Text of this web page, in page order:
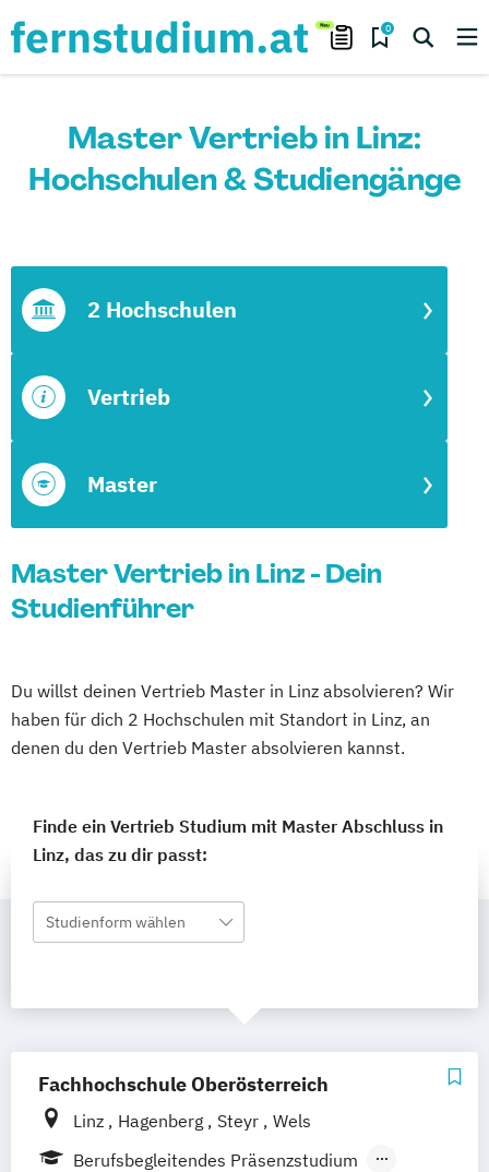
0
Master Vertrieb in Linz:
Hochschulen & Studiengänge
Master
Vertrieb
2 Hochschulen
Master Vertrieb in Linz - Dein
Studienführer
Du willst deinen Vertrieb Master in Linz absolvieren? Wir
haben für dich 2 Hochschulen mit Standort in Linz, an
denen du den Vertrieb Master absolvieren kannst.
Finde ein Vertrieb Studium mit Master Abschluss in
Linz, das zu dir passt:
Studienform wählen
Fachhochschule Oberösterreich
Linz Hagenberg Steyr
Wels
Berufsbegleitendes Präsenzstudium